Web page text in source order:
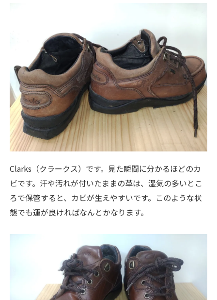
Clarks（クラークス）です。見た瞬間に分かるほどのカ
ビです。汗や汚れが付いたままの革は、湿気の多いとこ
ろで保管すると、カビが生えやすいです。このような状
態でも運が良ければなんとかなります。